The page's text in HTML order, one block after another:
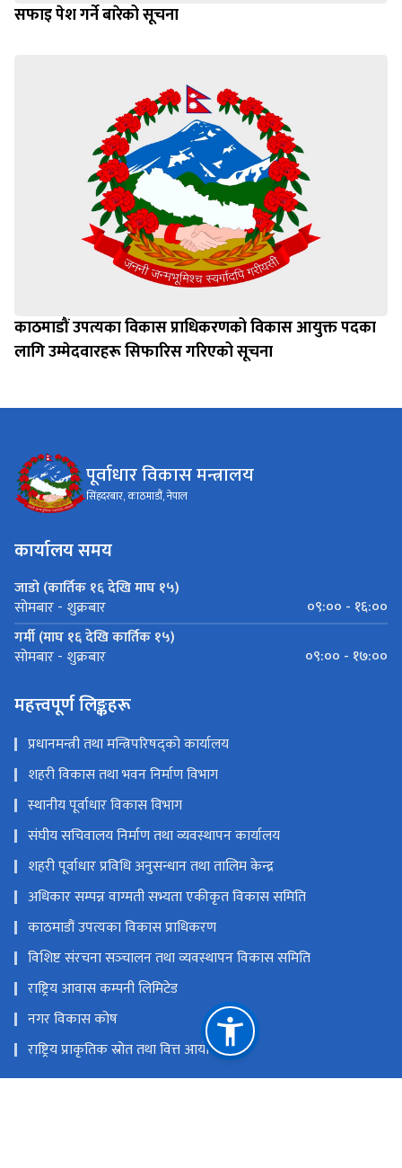
सफाइ पेश गर्ने बारेको सूचना
काठमाडौं उपत्यका विकास प्राधिकरणको विकास आयुक्त पदका
लागि उम्मेदवारहरू सिफारिस गरिएको सूचना
पूर्वाधार विकास मन्त्रालय
सिंहदरबार, काठमाडौं, नेपाल
कार्यालय समय
जाडो (कार्तिक १६ देखि माघ १५)
सोमबार - शुक्रबार
०९:०० - १६:००
गर्मी (माघ १६ देखि कार्तिक १५)
सोमबार - शुक्रबार ०९:०० - १७:००
महत्त्वपूर्ण लिङ्कहरू
प्रधानमन्त्री तथा मन्त्रिपरिषद्को कार्यालय
शहरी विकास तथा भवन निर्माण विभाग
स्थानीय पूर्वाधार विकास विभाग
संघीय सचिवालय निर्माण तथा व्यवस्थापन कार्यालय
शहरी पूर्वाधार प्रविधि अनुसन्धान तथा तालिम केन्द्र
अधिकार सम्पन्न वाग्मती सभ्यता एकीकृत विकास समिति
काठमाडौं उपत्यका विकास प्राधिकरण
विशिष्ट संरचना सञ्‍चालन तथा व्यवस्थापन विकास समिति
राष्ट्रिय आवास कम्पनी लिमिटेड
नगर विकास कोष
राष्ट्रिय प्राकृतिक स्रोत तथा वित्त आयोग